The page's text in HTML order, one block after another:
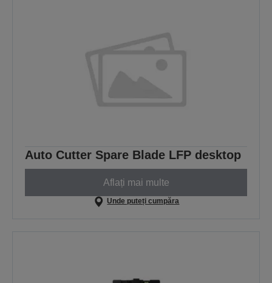
Auto Cutter Spare Blade LFP desktop
Aflați mai multe
Unde puteți cumpăra